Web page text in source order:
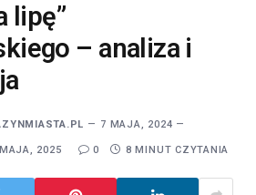
lipę”
– analiza i
7 MAJA, 2024
2025 0 8 MINUT CZYTANIA